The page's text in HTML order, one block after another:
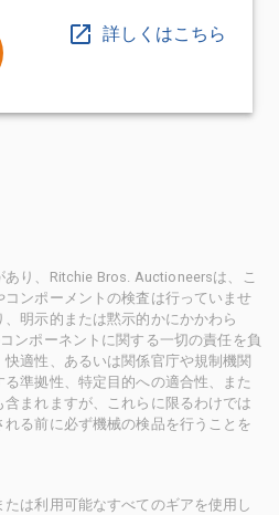
詳しくはこちら
り、Ritchie Bros. Auctioneersは、こ
ンポーメントの検査は行っていませ
明示的または黙示的かにかかわら
ンポーネントに関する一切の責任を負
適性、あるいは関係官庁や規制機関
準拠性、特定目的への適合性、また
まれますが、これらに限るわけでは
る前に必ず機械の検品を行うことを
は利用可能なすべてのギアを使用し